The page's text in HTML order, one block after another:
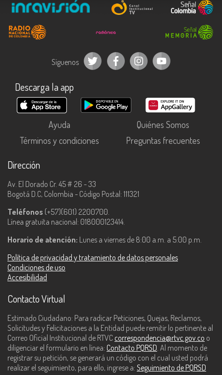
Síguenos
Descarga la app
Ayuda
Quiénes Somos
Términos y condiciones
Preguntas frecuentes
Dirección
Av. El Dorado Cr. 45 # 26 - 33
Bogotá D.C, Colombia - Código Postal: 111321
Teléfonos (+57)(601) 2200700.
Línea gratuita nacional: 018000123414.
Horario de atención: Lunes a viernes de 8:00 a.m. a 5:00 p.m.
Política de privacidad y tratamiento de datos personales
Condiciones de uso
Accesibilidad
Contacto Virtual
Estimado Ciudadano: Para radicar Peticiones, Quejas, Reclamos,
Solicitudes y Felicitaciones a la Entidad puede remitir lo pertinente al
Correo Oficial Institucional de RTVC correspondencia@rtvc.gov.co o
diligenciar el formulario en línea: Contacto PQRSD. Al momento de
registrar su petición, se generará un código con el cual usted podrá
realizar el seguimiento, para ello, ingrese a: Seguimiento de PQRSD